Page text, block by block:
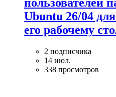
Ubuntu 26/04
его рабочему
2 подписчика
14 июл.
338 просмотров